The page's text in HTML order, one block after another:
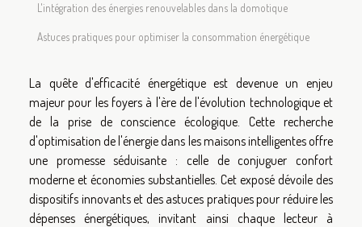
L'intégration des énergies renouvelables dans la domotique
Astuces pratiques pour optimiser la consommation énergétique
La quête d'efficacité énergétique est devenue un enjeu
majeur pour les foyers à l'ère de l'évolution technologique et
de la prise de conscience écologique. Cette recherche
d'optimisation de l'énergie dans les maisons intelligentes offre
une promesse séduisante : celle de conjuguer confort
moderne et économies substantielles. Cet exposé dévoile des
dispositifs innovants et des astuces pratiques pour réduire les
dépenses énergétiques, invitant ainsi chaque lecteur à